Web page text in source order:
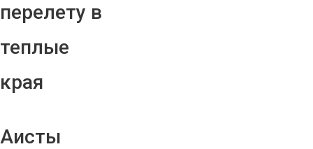
перелету в
теплые
края
Аисты